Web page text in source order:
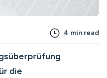
4 min read
die